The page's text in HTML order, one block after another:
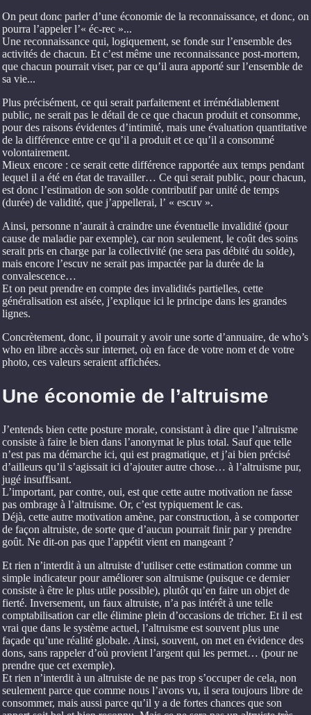
On peut donc parler d’une économie de la reconnaissance, et donc, on
pourra l’appeler l’« éc-rec »...
Une reconnaissance qui, logiquement, se fonde sur l’ensemble des
activités de chacun. Et c’est même une reconnaissance post-mortem,
que chacun pourrait viser, par ce qu’il aura apporté sur l’ensemble de
sa vie...
Plus précisément, ce qui serait parfaitement et irrémédiablement
public, ne serait pas le détail de ce que chacun produit et consomme,
pour des raisons évidentes d’intimité, mais une évaluation quantitative
de la différence entre ce qu’il a produit et ce qu’il a consommé
volontairement.
Mieux encore : ce serait cette différence rapportée aux temps pendant
lequel il a été en état de travailler… Ce qui serait public, pour chacun,
est donc l’estimation de son solde contributif par unité de temps
(durée) de validité, que j’appellerai, l’ « escuv ».
Ainsi, personne n’aurait à craindre une éventuelle invalidité (pour
cause de maladie par exemple), car non seulement, le coût des soins
serait pris en charge par la collectivité (ne sera pas débité du solde),
mais encore l’escuv ne serait pas impactée par la durée de la
convalescence…
Et on peut prendre en compte des invalidités partielles, cette
généralisation est aisée, j’explique ici le principe dans les grandes
lignes.
Concrètement, donc, il pourrait y avoir une sorte d’annuaire, de who’s
who en libre accès sur internet, où en face de votre nom et de votre
photo, ces valeurs seraient affichées.
Une économie de l’altruisme
J’entends bien cette posture morale, consistant à dire que l’altruisme
consiste à faire le bien dans l’anonymat le plus total. Sauf que telle
n’est pas ma démarche ici, qui est pragmatique, et j’ai bien précisé
d’ailleurs qu’il s’agissait ici d’ajouter autre chose… à l’altruisme pur,
jugé insuffisant.
L’important, par contre, oui, est que cette autre motivation ne fasse
pas ombrage à l’altruisme. Or, c’est typiquement le cas.
Déjà, cette autre motivation amène, par construction, à se comporter
de façon altruiste, de sorte que d’aucun pourrait finir par y prendre
goût. Ne dit-on pas que l’appétit vient en mangeant ?
Et rien n’interdit à un altruiste d’utiliser cette estimation comme un
simple indicateur pour améliorer son altruisme (puisque ce dernier
consiste à être le plus utile possible), plutôt qu’en faire un objet de
fierté. Inversement, un faux altruiste, n’a pas intérêt à une telle
comptabilisation car elle élimine plein d’occasions de tricher. Et il est
vrai que dans le système actuel, l’altruisme est souvent plus une
façade qu’une réalité globale. Ainsi, souvent, on met en évidence des
dons, sans rappeler d’où provient l’argent qui les permet… (pour ne
prendre que cet exemple).
Et rien n’interdit à un altruiste de ne pas trop s’occuper de cela, non
seulement parce que comme nous l’avons vu, il sera toujours libre de
consommer, mais aussi parce qu’il y a de fortes chances que son